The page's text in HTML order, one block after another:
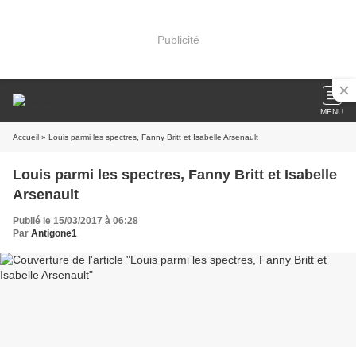
Publicité
MENU
Accueil » Louis parmi les spectres, Fanny Britt et Isabelle Arsenault
Louis parmi les spectres, Fanny Britt et Isabelle
Arsenault
Publié le 15/03/2017 à 06:28
Par Antigone1